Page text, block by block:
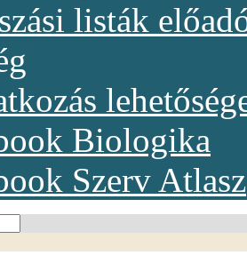
listák
Biologika
Szerv Atlasz